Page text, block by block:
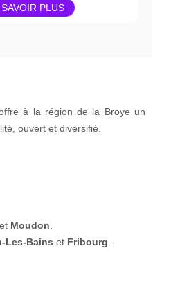
PLUS
à la région de la Broye un
ouvert et diversifié.
et Moudon
Les-Bains et Fribourg